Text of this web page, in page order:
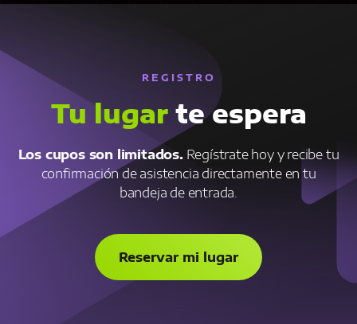
REGISTRO
Tu lugar te espera
Los cupos son limitados.Regístrate hoy y recibe tu
confirmación de asistencia directamente en tu
bandeja de entrada.
Reservar mi lugar